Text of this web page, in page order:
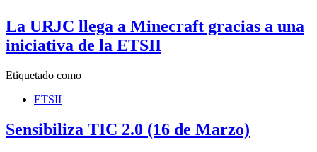
La URJC llega a Minecraft gracias a una
iniciativa de la ETSII
Etiquetado como
ETSII
Sensibiliza TIC 2.0 (16 de Marzo)